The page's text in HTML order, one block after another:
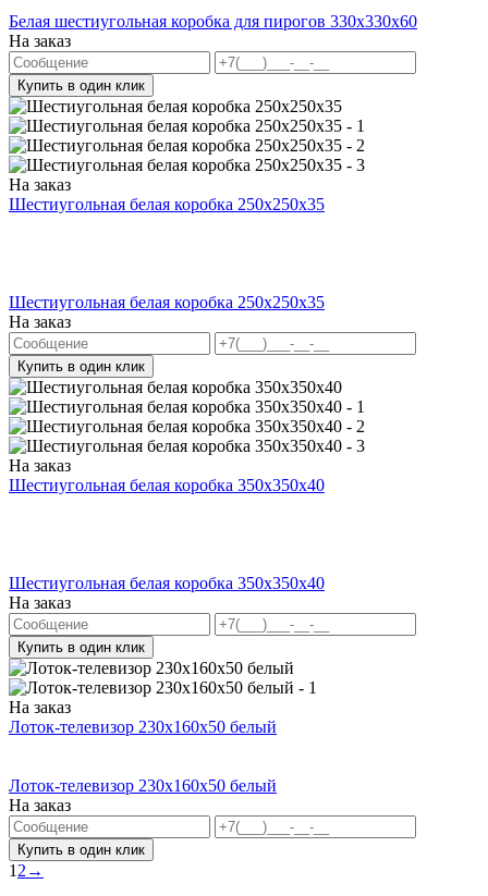
Белая шестиугольная коробка для пирогов 330x330x60
На заказ
Купить в один клик
На заказ
Шестиугольная белая коробка 250x250x35
Шестиугольная белая коробка 250x250x35
На заказ
Купить в один клик
На заказ
Шестиугольная белая коробка 350x350x40
Шестиугольная белая коробка 350x350x40
На заказ
Купить в один клик
На заказ
Лоток-телевизор 230х160х50 белый
Лоток-телевизор 230х160х50 белый
На заказ
Купить в один клик
1 2 →